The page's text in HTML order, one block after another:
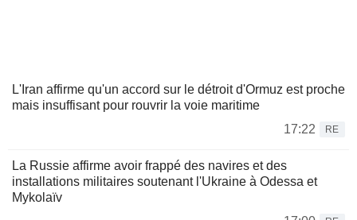
L'Iran affirme qu'un accord sur le détroit d'Ormuz est proche
mais insuffisant pour rouvrir la voie maritime
17:22
RE
La Russie affirme avoir frappé des navires et des
installations militaires soutenant l'Ukraine à Odessa et
Mykolaïv